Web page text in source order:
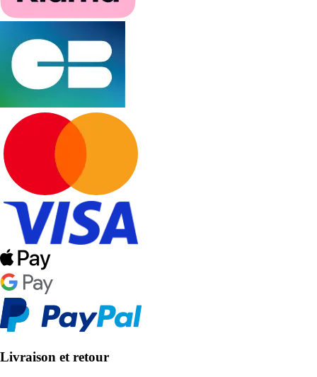
Livraison et retour